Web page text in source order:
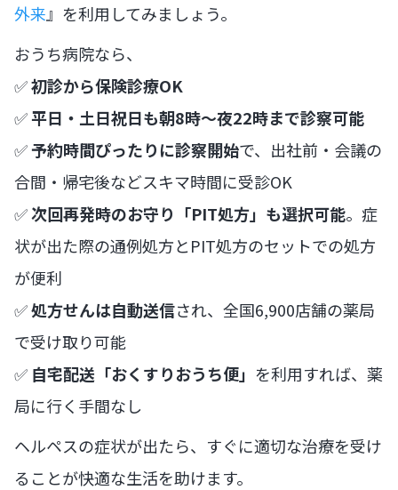
外来』を利用してみましょう。
おうち病院なら、
✅初診から保険診療OK
✅平日・土日祝日も朝8時〜夜22時まで診察可能
✅予約時間ぴったりに診察開始で、出社前・会議の
合間・帰宅後などスキマ時間に受診OK
✅次回再発時のお守り「PIT処方」も選択可能。症
状が出た際の通例処方とPIT処方のセットでの処方
が便利
✅処方せんは自動送信され、全国6,900店舗の薬局
で受け取り可能
✅ 自宅配送「おくすりおうち便」 を利用すれば、薬
局に行く手間なし
ヘルペスの症状が出たら、すぐに適切な治療を受け
ることが快適な生活を助けます。